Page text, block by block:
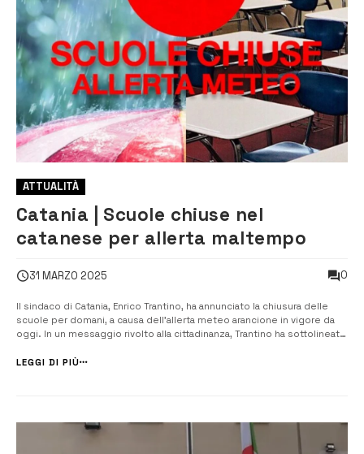
ATTUALITÀ
Catania | Scuole chiuse nel
catanese per allerta maltempo
31 MARZO 2025 0
Il sindaco di Catania, Enrico Trantino, ha annunciato la chiusura delle
scuole per domani, a causa dell’allerta meteo arancione in vigore da
oggi. In un messaggio rivolto alla cittadinanza, Trantino ha sottolineato
che annunciano forti precipitazioni a partire dalle o...
LEGGI DI PIÙ